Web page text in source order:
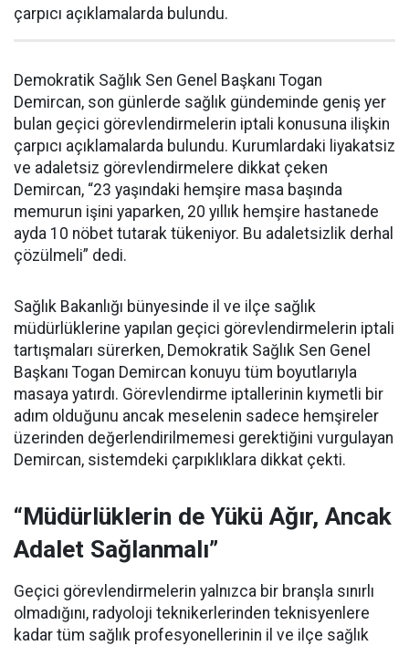
çarpıcı açıklamalarda bulundu.
Demokratik Sağlık Sen Genel Başkanı Togan
Demircan, son günlerde sağlık gündeminde geniş yer
bulan geçici görevlendirmelerin iptali konusuna ilişkin
çarpıcı açıklamalarda bulundu. Kurumlardaki liyakatsiz
ve adaletsiz görevlendirmelere dikkat çeken
Demircan, “23 yaşındaki hemşire masa başında
memurun işini yaparken, 20 yıllık hemşire hastanede
ayda 10 nöbet tutarak tükeniyor. Bu adaletsizlik derhal
çözülmeli” dedi.
Sağlık Bakanlığı bünyesinde il ve ilçe sağlık
müdürlüklerine yapılan geçici görevlendirmelerin iptali
tartışmaları sürerken, Demokratik Sağlık Sen Genel
Başkanı Togan Demircan konuyu tüm boyutlarıyla
masaya yatırdı. Görevlendirme iptallerinin kıymetli bir
adım olduğunu ancak meselenin sadece hemşireler
üzerinden değerlendirilmemesi gerektiğini vurgulayan
Demircan, sistemdeki çarpıklıklara dikkat çekti.
“Müdürlüklerin de Yükü Ağır, Ancak
Adalet Sağlanmalı”
Geçici görevlendirmelerin yalnızca bir branşla sınırlı
olmadığını, radyoloji teknikerlerinden teknisyenlere
kadar tüm sağlık profesyonellerinin il ve ilçe sağlık